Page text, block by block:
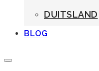
DUITSLAND
BLOG